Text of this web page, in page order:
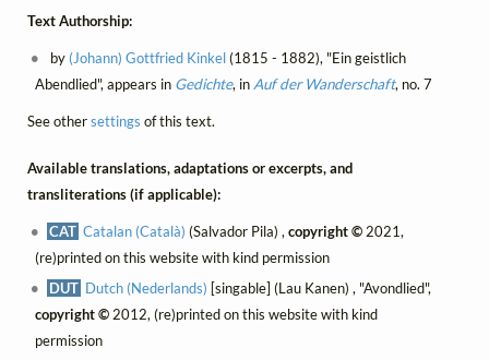
Text Authorship:
by (Johann) Gottfried Kinkel(1815 - 1882), "Ein geistlich
Abendlied", appears in Gedichte, in Auf der Wanderschaft, no. 7
See othersettings of this text.
Available translations, adaptations or excerpts, and
transliterations (if applicable):
CAT Catalan (Català) (Salvador Pila) ,copyright © 2021,
(re)printed on this website with kind permission
DUT Dutch (Nederlands) [singable] (Lau Kanen) , "Avondlied",
copyright ©2012, (re)printed on this website with kind
permission